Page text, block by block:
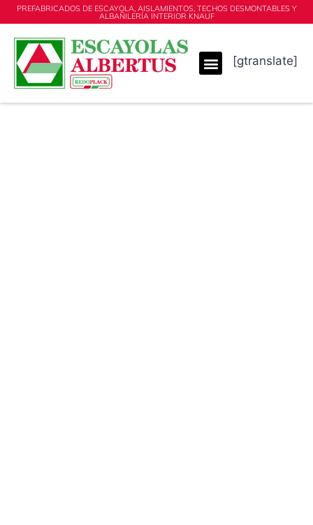
PREFABRICADOS DE ESCAYOLA, AISLAMIENTOS, TECHOS DESMONTABLES Y
ALBAÑILERÍA INTERIOR KNAUF
[gtranslate]